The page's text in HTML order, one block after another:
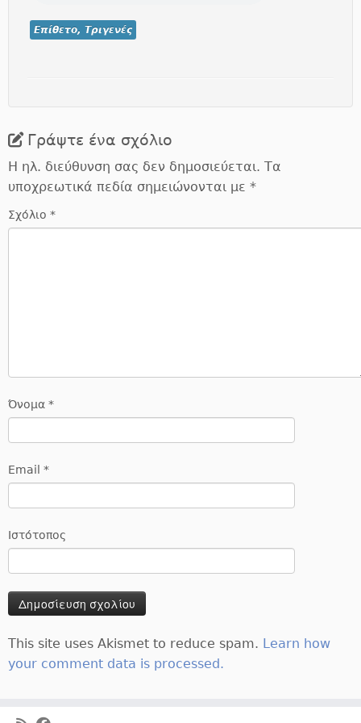
Επίθετο, Τριγενές
Γράψτε ένα σχόλιο
Η ηλ. διεύθυνση σας δεν δημοσιεύεται. Τα
υποχρεωτικά πεδία σημειώνονται με *
Σχόλιο *
Όνομα *
Email *
Ιστότοπος
This site uses Akismet to reduce spam. Learn how
your comment data is processed.